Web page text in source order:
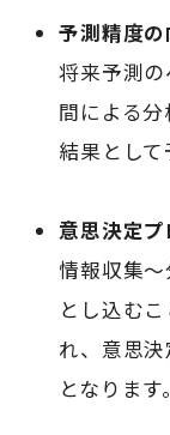
予測精度
将来予測
間による分
結果として
意思決定
情報収集
とし込む
れ、意思
となります。